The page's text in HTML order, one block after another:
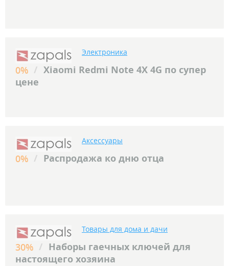
Электроника
0% / Xiaomi Redmi Note 4X 4G по супер
цене
Аксессуары
0% / Распродажа ко дню отца
Товары для дома и дачи
30% / Наборы гаечных ключей для
настоящего хозяина